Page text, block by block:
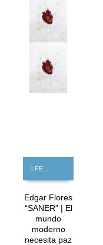
GRATIS
Edgar Flores
“SANER” | El
mundo
moderno
necesita paz